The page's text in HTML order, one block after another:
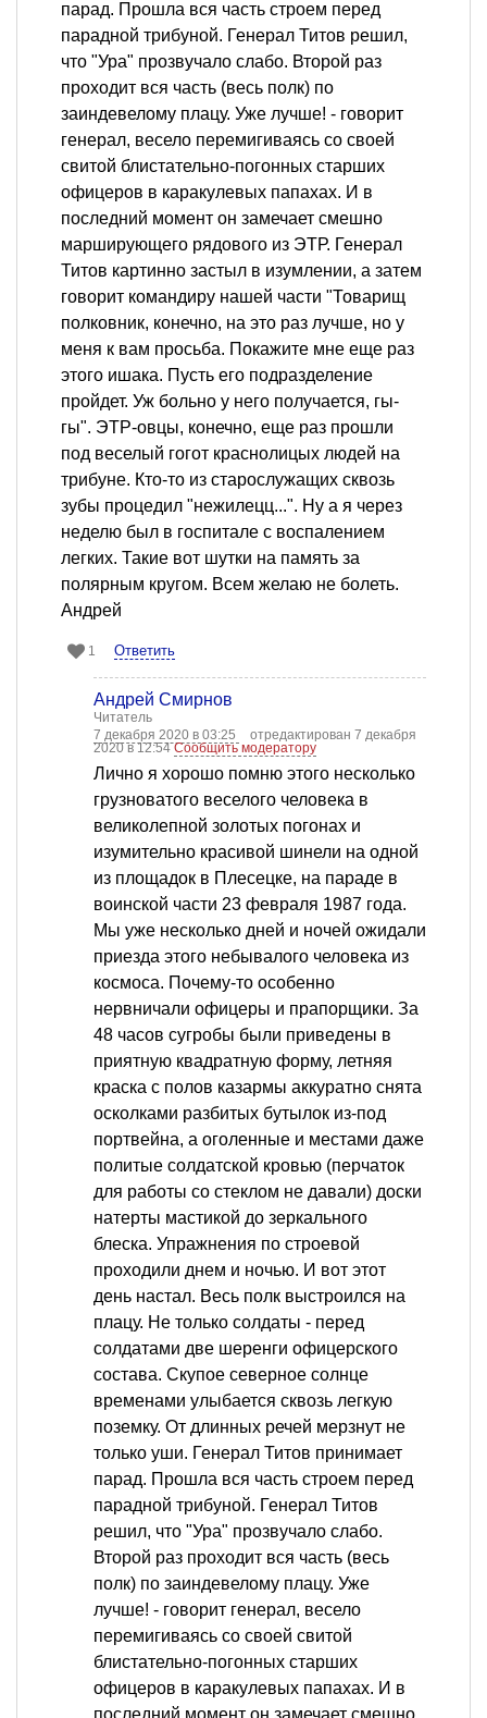
парад. Прошла вся часть строем перед
парадной трибуной. Генерал Титов решил,
что "Ура" прозвучало слабо. Второй раз
проходит вся часть (весь полк) по
заиндевелому плацу. Уже лучше! - говорит
генерал, весело перемигиваясь со своей
свитой блистательно-погонных старших
офицеров в каракулевых папахах. И в
последний момент он замечает смешно
марширующего рядового из ЭТР. Генерал
Титов картинно застыл в изумлении, а затем
говорит командиру нашей части "Товарищ
полковник, конечно, на это раз лучше, но у
меня к вам просьба. Покажите мне еще раз
этого ишака. Пусть его подразделение
пройдет. Уж больно у него получается, гы-
гы". ЭТР-овцы, конечно, еще раз прошли
под веселый гогот краснолицых людей на
трибуне. Кто-то из старослужащих сквозь
зубы процедил "нежилецц...". Ну а я через
неделю был в госпитале с воспалением
легких. Такие вот шутки на память за
полярным кругом. Всем желаю не болеть.
Андрей
1 Ответить
Андрей Смирнов
Читатель
7 декабря 2020 в 03:25
отредактирован 7 декабря
2020 в 12:54Сообщить модератору
Лично я хорошо помню этого несколько
грузноватого веселого человека в
великолепной золотых погонах и
изумительно красивой шинели на одной
из площадок в Плесецке, на параде в
воинской части 23 февраля 1987 года.
Мы уже несколько дней и ночей ожидали
приезда этого небывалого человека из
космоса. Почему-то особенно
нервничали офицеры и прапорщики. За
48 часов сугробы были приведены в
приятную квадратную форму, летняя
краска с полов казармы аккуратно снята
осколками разбитых бутылок из-под
портвейна, а оголенные и местами даже
политые солдатской кровью (перчаток
для работы со стеклом не давали) доски
натерты мастикой до зеркального
блеска. Упражнения по строевой
проходили днем и ночью. И вот этот
день настал. Весь полк выстроился на
плацу. Не только солдаты - перед
солдатами две шеренги офицерского
состава. Скупое северное солнце
временами улыбается сквозь легкую
поземку. От длинных речей мерзнут не
только уши. Генерал Титов принимает
парад. Прошла вся часть строем перед
парадной трибуной. Генерал Титов
решил, что "Ура" прозвучало слабо.
Второй раз проходит вся часть (весь
полк) по заиндевелому плацу. Уже
лучше! - говорит генерал, весело
перемигиваясь со своей свитой
блистательно-погонных старших
офицеров в каракулевых папахах. И в
последний момент он замечает смешно